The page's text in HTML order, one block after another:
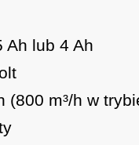
Ah lub 4 Ah
(800 m³/h w